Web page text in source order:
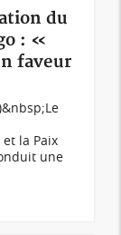
du
: «
faveur
la Paix
une